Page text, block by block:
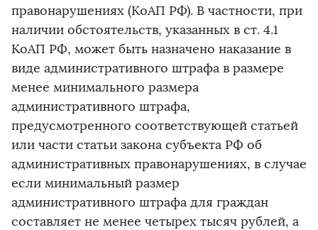
правонарушениях (КоАП РФ). В частности, при
наличии обстоятельств, указанных в ст. 4.1
КоАП РФ, может быть назначено наказание в
виде административного штрафа в размере
менее минимального размера
административного штрафа,
предусмотренного соответствующей статьей
или части статьи закона субъекта РФ об
административных правонарушениях, в случае
если минимальный размер
административного штрафа для граждан
составляет не менее четырех тысяч рублей, а